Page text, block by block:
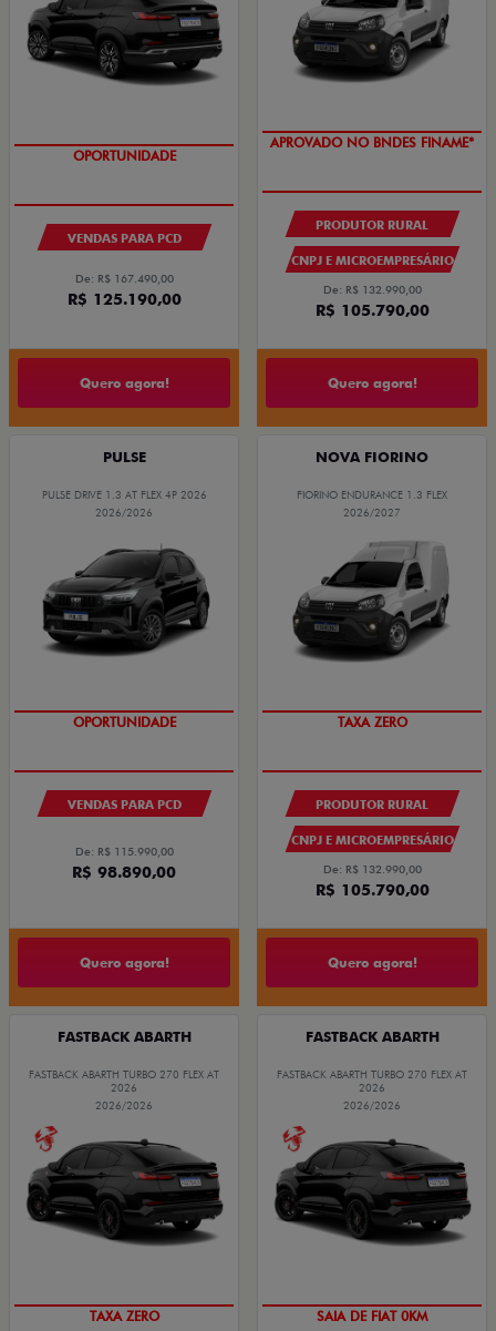
OPORTUNIDADE
VENDAS PARA PCD
De: R$ 167.490,00
R$ 125.190,00
Quero agora!
APROVADO NO BNDES FINAME*
PRODUTOR RURAL
CNPJ E MICROEMPRESÁRIO
De: R$ 132.990,00
R$ 105.790,00
Quero agora!
PULSE
PULSE DRIVE 1.3 AT FLEX 4P 2026
2026/2026
OPORTUNIDADE
VENDAS PARA PCD
De: R$ 115.990,00
R$ 98.890,00
Quero agora!
NOVA FIORINO
FIORINO ENDURANCE 1.3 FLEX
2026/2027
TAXA ZERO
PRODUTOR RURAL
CNPJ E MICROEMPRESÁRIO
De: R$ 132.990,00
R$ 105.790,00
Quero agora!
FASTBACK ABARTH
FASTBACK ABARTH TURBO 270 FLEX AT
2026
2026/2026
FASTBACK ABARTH
FASTBACK ABARTH TURBO 270 FLEX AT
2026
2026/2026